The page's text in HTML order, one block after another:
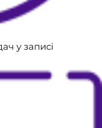
у записі